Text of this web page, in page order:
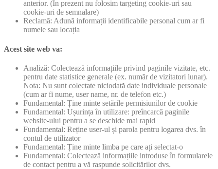
anterior. (În prezent nu folosim targeting cookie-uri sau
cookie-uri de semnalare)
Reclamă: Adună informații identificabile personal cum ar fi
numele sau locația
Acest site web va:
Analiză: Colectează informațiile privind paginile vizitate, etc.
pentru date statistice generale (ex. număr de vizitatori lunar).
Nota: Nu sunt colectate niciodată date individuale personale
(cum ar fi nume, user name, nr. de telefon etc.)
Fundamental: Ține minte setările permisiunilor de cookie
Fundamental: Ușurința în utilizare: preîncarcă paginile
website-ului pentru a se deschide mai rapid
Fundamental: Reține user-ul și parola pentru logarea dvs. în
contul de utilizator
Fundamental: Ține minte limba pe care ați selectat-o
Fundamental: Colectează informațiile introduse în formularele
de contact pentru a vă raspunde solicitărilor dvs.